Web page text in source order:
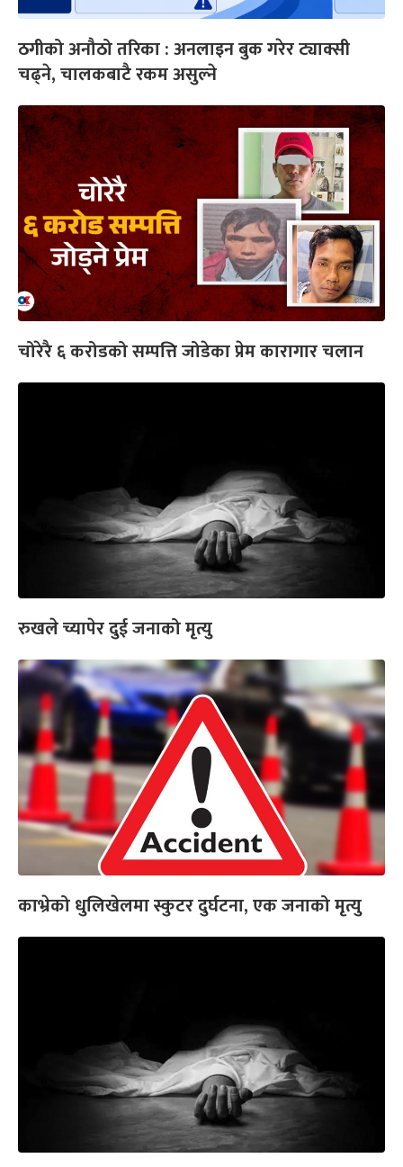
ठगीको अनौठो तरिका : अनलाइन बुक गरेर ट्याक्सी
चढ्ने, चालकबाटै रकम असुल्ने
चोरेरै ६ करोडको सम्पत्ति जोडेका प्रेम कारागार चलान
रुखले च्यापेर दुई जनाको मृत्यु
काभ्रेको धुलिखेलमा स्कुटर दुर्घटना, एक जनाको मृत्यु